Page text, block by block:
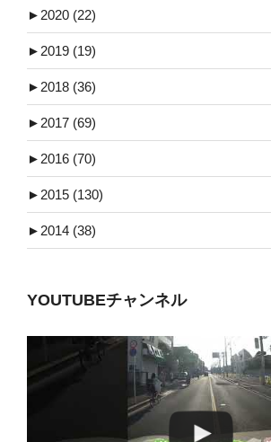
► 2020 (22)
► 2019 (19)
► 2018 (36)
► 2017 (69)
► 2016 (70)
► 2015 (130)
► 2014 (38)
YOUTUBEチャンネル